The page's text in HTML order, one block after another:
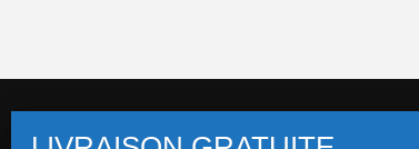
Pochoirs multi-supports (+14 800 visuels)
Pochoir Macaron
Pochoirs Mot/Texte